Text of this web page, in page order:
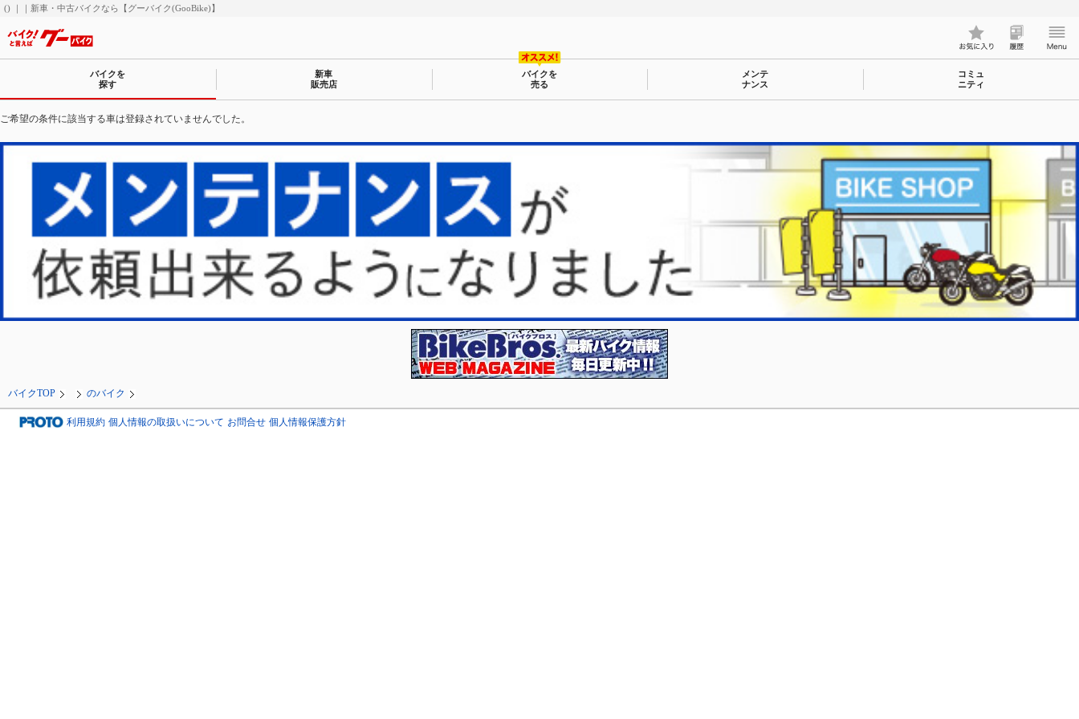
() ｜｜新車・中古バイクなら【グーバイク(GooBike)】
バイクを
探す
新車
販売店
バイクを
売る
メンテ
ナンス
コミュ
ニティ
ご希望の条件に該当する車は登録されていませんでした。
バイクTOP のバイク
利用規約 個人情報の取扱いについて お問合せ 個人情報保護方針